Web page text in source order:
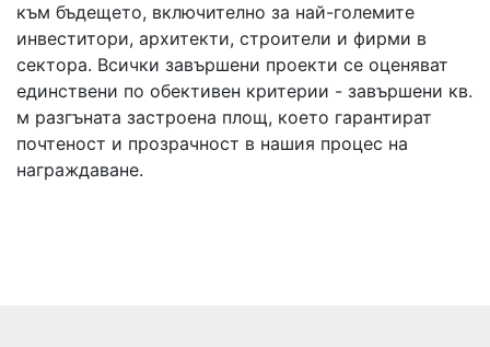
към бъдещето, включително за най-големите
инвеститори, архитекти, строители и фирми в
сектора. Всички завършени проекти се оценяват
единствени по обективен критерии - завършени кв.
м разгъната застроена площ, което гарантират
почтеност и прозрачност в нашия процес на
награждаване.